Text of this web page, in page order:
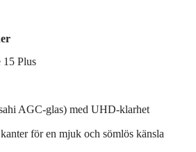
Plus
AGC-glas) med UHD-klarhet
för en mjuk och sömlös känsla